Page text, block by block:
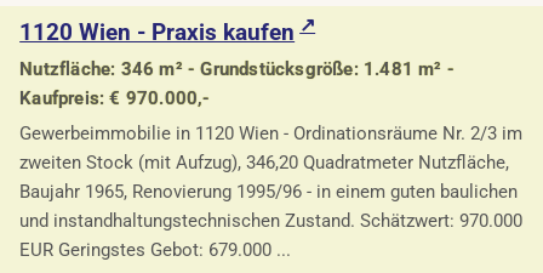
1120 Wien - Praxis kaufen
Nutzfläche: 346 m² - Grundstücksgröße: 1.481 m² -
Kaufpreis: € 970.000,-
Gewerbeimmobilie in 1120 Wien - Ordinationsräume Nr. 2/3 im
zweiten Stock (mit Aufzug), 346,20 Quadratmeter Nutzfläche,
Baujahr 1965, Renovierung 1995/96 - in einem guten baulichen
und instandhaltungstechnischen Zustand. Schätzwert: 970.000
EUR Geringstes Gebot: 679.000 ...